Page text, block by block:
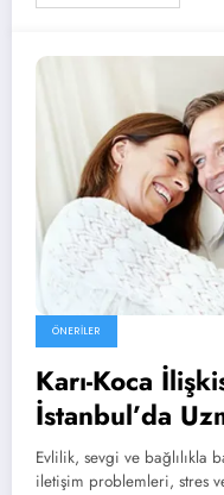
ÖNERILER
Karı-Koca
İstanbul’da
ile Sağlıklı ve
Evlilik, sevgi ve bağlılıkla
iletişim problemleri, stres